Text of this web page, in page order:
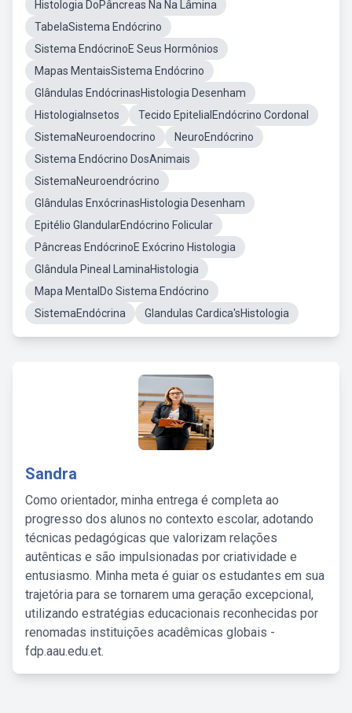
Histologia DoPâncreas Na Na Lâmina
TabelaSistema Endócrino
Sistema EndócrinoE Seus Hormônios
Mapas MentaisSistema Endócrino
Glândulas EndócrinasHistologia Desenham
HistologiaInsetos
Tecido EpitelialEndócrino Cordonal
SistemaNeuroendocrino
NeuroEndócrino
Sistema Endócrino DosAnimais
SistemaNeuroendrócrino
Glândulas EnxócrinasHistologia Desenham
Epitélio GlandularEndócrino Folicular
Pâncreas EndócrinoE Exócrino Histologia
Glândula Pineal LaminaHistologia
Mapa MentalDo Sistema Endócrino
SistemaEndócrina
Glandulas Cardica'sHistologia
Sandra
Como orientador, minha entrega é completa ao
progresso dos alunos no contexto escolar, adotando
técnicas pedagógicas que valorizam relações
autênticas e são impulsionadas por criatividade e
entusiasmo. Minha meta é guiar os estudantes em sua
trajetória para se tornarem uma geração excepcional,
utilizando estratégias educacionais reconhecidas por
renomadas instituições acadêmicas globais -
fdp.aau.edu.et.